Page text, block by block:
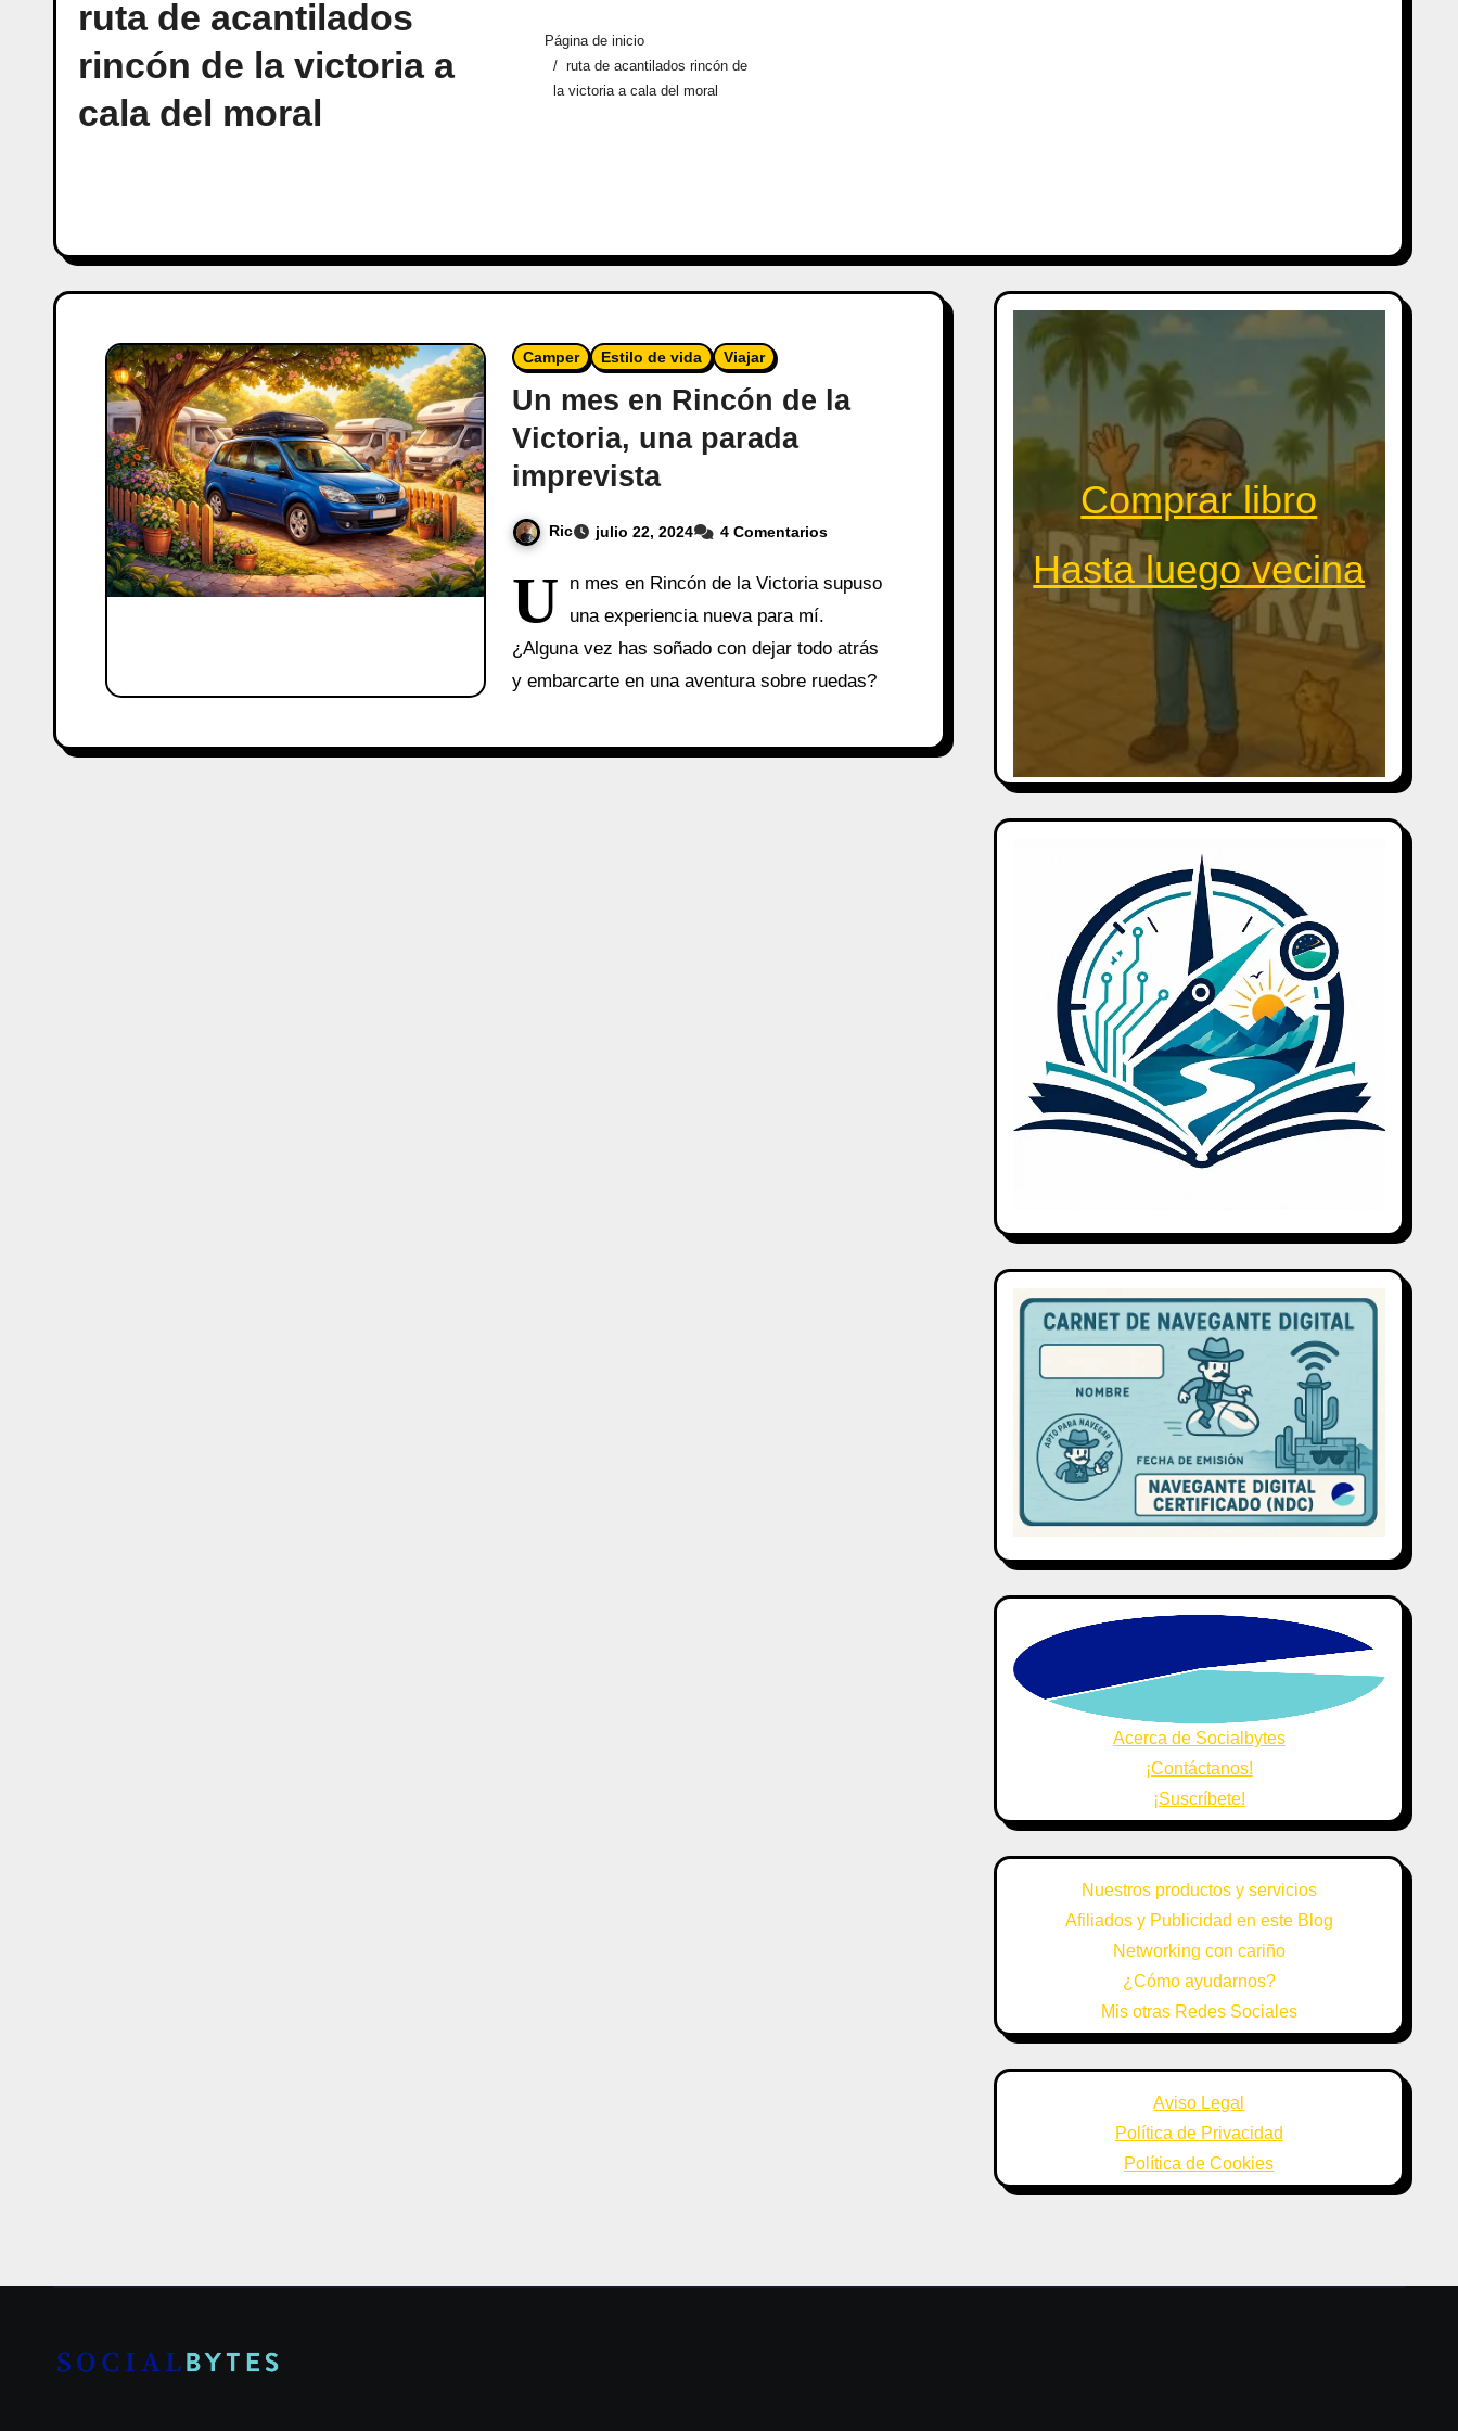
ruta de acantilados
rincón de la victoria a
cala del moral
Página de inicio
ruta de acantilados rincón de
la victoria a cala del moral
Camper Estilo de vida Viajar
Un mes en Rincón de la
Victoria, una parada
imprevista
Ric julio 22, 2024 4 Comentarios
U
n mes en Rincón de la Victoria supuso
una experiencia nueva para mí.
¿Alguna vez has soñado con dejar todo atrás
y embarcarte en una aventura sobre ruedas?
Comprar libro
Hasta luego vecina
Acerca de Socialbytes
¡Contáctanos!
¡Suscríbete!
Nuestros productos y servicios
Afiliados y Publicidad en este Blog
Networking con cariño
¿Cómo ayudarnos?
Mis otras Redes Sociales
Aviso Legal
Política de Privacidad
Política de Cookies